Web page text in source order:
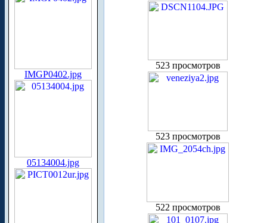
IMGP0402.jpg
05134004.jpg
523 просмотров
523 просмотров
522 просмотров